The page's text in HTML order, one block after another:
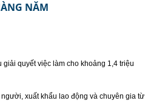
NĂM
quyết việc làm cho khoảng 1,4 triệu
xuất khẩu lao động và chuyên gia từ